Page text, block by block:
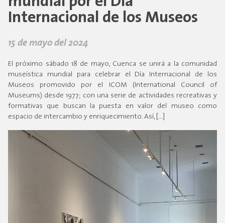
Internacional de los Museos
15 de mayo del 2024
El próximo sábado 18 de mayo, Cuenca se unirá a la comunidad
museística mundial para celebrar el Día Internacional de los
Museos promovido por el ICOM (International Council of
Museums) desde 1977; con una serie de actividades recreativas y
formativas que buscan la puesta en valor del museo como
espacio de intercambio y enriquecimiento. Así, […]